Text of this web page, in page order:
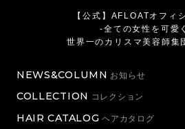
【公式】AFLOATオフィ
-全ての女性を可愛
世界一のカリスマ美容師集
NEWS&COLUMN お知らせ
COLLECTION コレクション
HAIR CATALOG ヘアカタログ